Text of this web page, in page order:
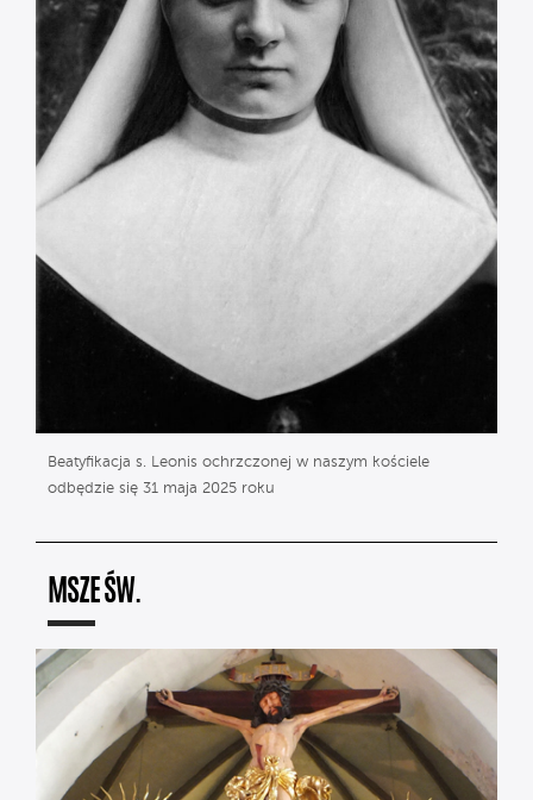
Beatyfikacja s. Leonis ochrzczonej w naszym kościele
odbędzie się 31 maja 2025 roku
MSZE ŚW.